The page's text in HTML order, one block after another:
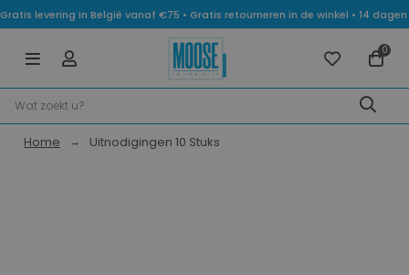
Gratis levering in België vanaf €75 • Gratis retourneren in de winkel • 14
0
Home Uitnodigingen 10 Stuks